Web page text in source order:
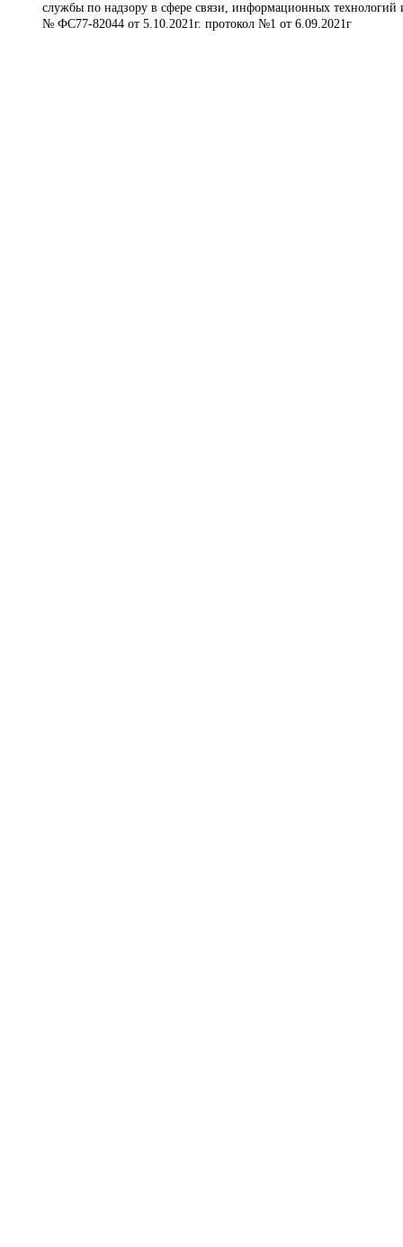
службы по надзору в сфере связи, информационных
№ ФС77-82044 от 5.10.2021г. протокол №1 от 6.09.2021г